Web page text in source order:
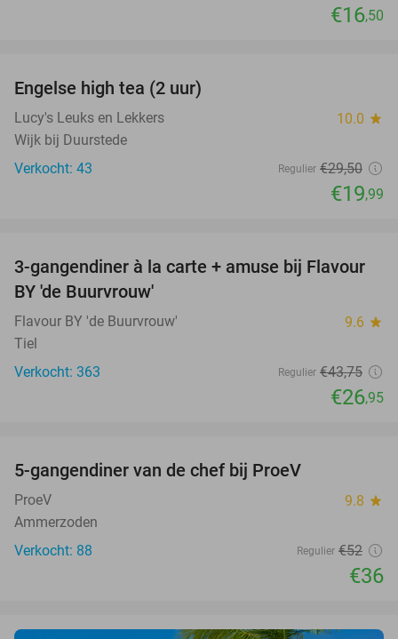
€16,50
Engelse high tea (2 uur)
Lucy's Leuks en Lekkers 10.0 star
Wijk bij Duurstede
Verkocht: 43
Regulier €29,50
€19,99
38%
3-gangendiner à la carte + amuse bij Flavour
BY 'de Buurvrouw'
Flavour BY 'de Buurvrouw' 9.6 star
Tiel
Verkocht: 363
Regulier €43,75
€26,95
5-gangendiner van de chef bij ProeV
ProeV 9.8 star
Ammerzoden
Verkocht: 88
Regulier €52
€36